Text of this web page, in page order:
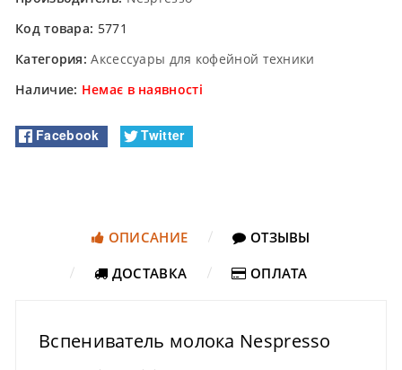
Код товара: 5771
Категория:Аксессуары для кофейной техники
Наличие: Немає в наявності
Facebook Twitter
ОПИСАНИЕ
ОТЗЫВЫ
ДОСТАВКА
ОПЛАТА
Вспениватель молока Nespresso